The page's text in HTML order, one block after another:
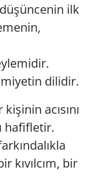
ilk
dilidir.
acısını
hafifletir.
kıvılcım, bir